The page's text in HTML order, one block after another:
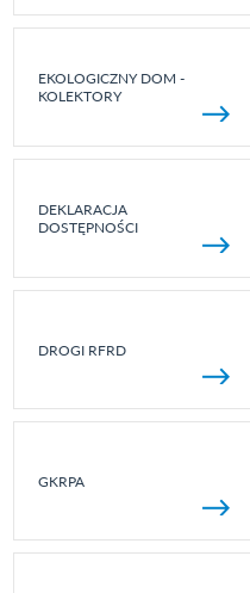
EKOLOGICZNY DOM -
KOLEKTORY
DEKLARACJA
DOSTĘPNOŚCI
DROGI RFRD
GKRPA